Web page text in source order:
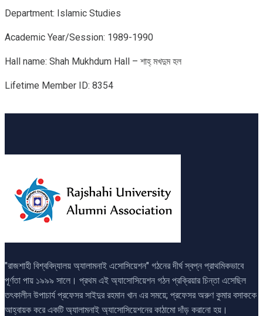
Department: Islamic Studies
Academic Year/Session: 1989-1990
Hall name: Shah Mukhdum Hall – শাহ্‌ মখদুম হল
Lifetime Member ID: 8354
"রাজশাহী বিশ্ববিদ্যালয় অ্যালামনাই এসোসিয়েশন" গঠনের দীর্ঘ স্বপ্ন প্রাথমিকভাবে
পূর্ণতা পায় ১৯৯৯ সালে। প্রথম এই অ্যাসোসিয়েশন গঠন প্রক্রিয়ার চিন্তা এসেছিল
তৎকালীন উপাচার্য প্রফেসর সাইদুর রহমান খান এর সময়ে; প্রফেসর অরুণ কুমার বসাককে
আহ্বায়ক করে একটি অ্যালামনাই অ্যাসোসিয়েশনের কাঠামো দাঁড় করানো হয়।